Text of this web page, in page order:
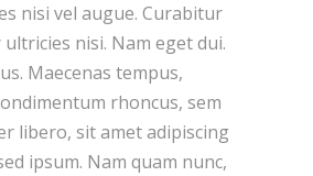
nisi vel augue. Curabitur
nisi. Nam eget dui.
Maecenas tempus,
rhoncus, sem
libero, sit amet adipiscing
ipsum. Nam quam nunc,